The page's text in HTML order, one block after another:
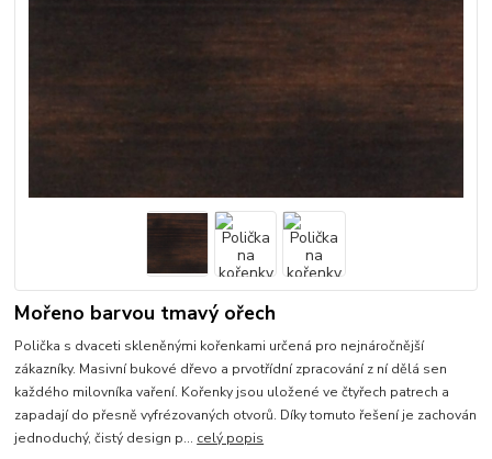
Mořeno barvou tmavý ořech
Polička s dvaceti skleněnými kořenkami určená pro nejnáročnější
zákazníky. Masivní bukové dřevo a prvotřídní zpracování z ní dělá sen
každého milovníka vaření. Kořenky jsou uložené ve čtyřech patrech a
zapadají do přesně vyfrézovaných otvorů. Díky tomuto řešení je zachován
jednoduchý, čistý design p... celý popis